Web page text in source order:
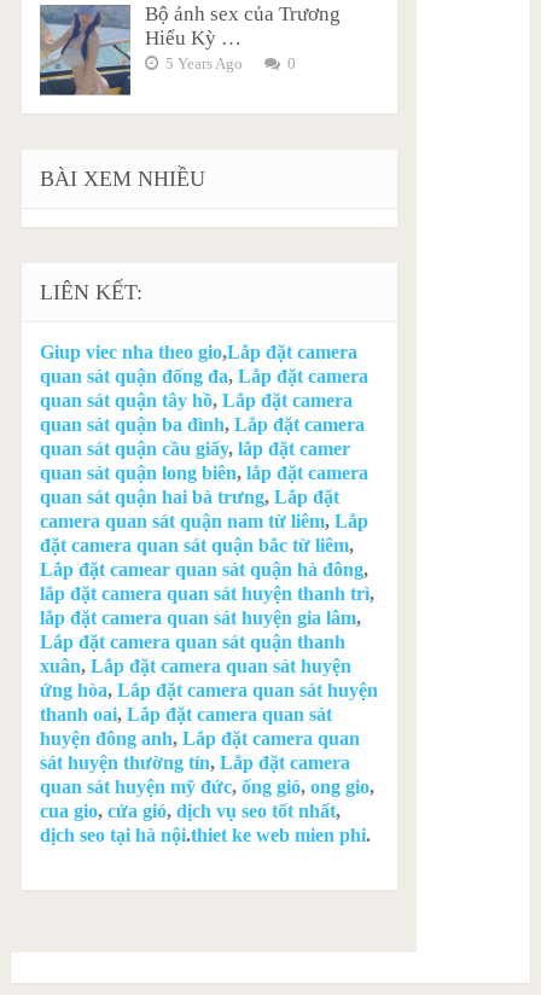
Bộ ảnh sex của Trương
Hiểu Kỳ …
5 Years Ago 0
BÀI XEM NHIỀU
LIÊN KẾT:
Giup viec nha theo gio,Lắp đặt camera
quan sát quận đống đa, Lắp đặt camera
quan sát quận tây hồ, Lắp đặt camera
quan sát quận ba đình, Lắp đặt camera
quan sát quận cầu giấy, lắp đặt camer
quan sát quận long biên, lắp đặt camera
quan sát quận hai bà trưng, Lắp đặt
camera quan sát quận nam từ liêm, Lắp
đặt camera quan sát quận bắc từ liêm,
Lắp đặt camear quan sát quận hà đông,
lắp đặt camera quan sát huyện thanh trì,
lắp đặt camera quan sát huyện gia lâm,
Lắp đặt camera quan sát quận thanh
xuân, Lắp đặt camera quan sát huyện
ứng hòa, Lắp đặt camera quan sát huyện
thanh oai, Lắp đặt camera quan sát
huyện đông anh, Lắp đặt camera quan
sát huyện thường tín, Lắp đặt camera
quan sát huyện mỹ đức, ống gió, ong gio,
cua gio, cửa gió, dịch vụ seo tốt nhất,
dịch seo tại hà nội.thiet ke web mien phi.